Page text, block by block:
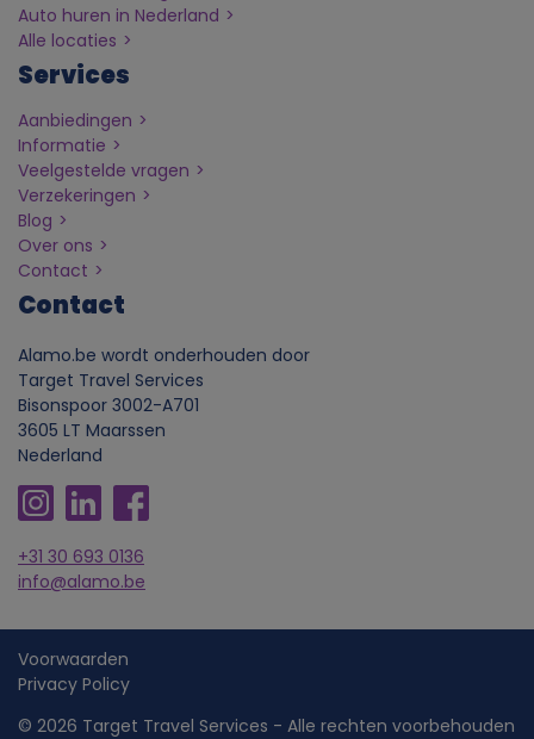
Auto huren in Nederland
Alle locaties
Services
Aanbiedingen
Informatie
Veelgestelde vragen
Verzekeringen
Blog
Over ons
Contact
Contact
Alamo.be wordt onderhouden door
Target Travel Services
Bisonspoor 3002-A701
3605 LT Maarssen
Nederland
+31 30 693 0136
info@alamo.be
F
Voorwaarden
Privacy Policy
© 2026 Target Travel Services - Alle rechten voorbehouden
p
e
r
s
o
o
n
l
i
j
k
e
g